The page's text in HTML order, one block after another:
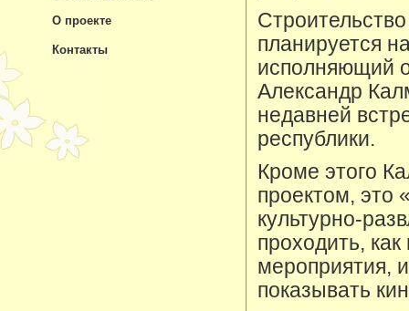
планируется
исполняющий
Александр
недавней
республики.
Кроме этого
проектом, это
культурно-
проходить,
мероприятия,
показывать
О проекте
Контакты